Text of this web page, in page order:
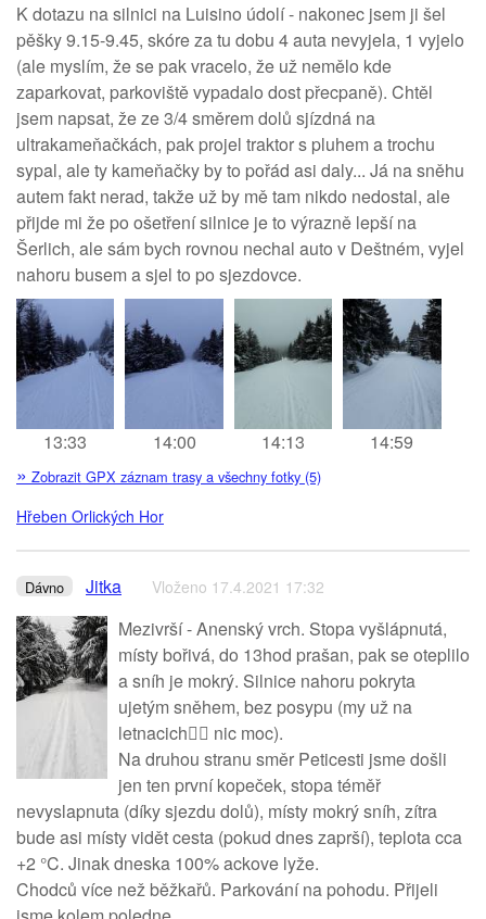
K dotazu na silnici na Luisino údolí - nakonec jsem ji šel
pěšky 9.15-9.45, skóre za tu dobu 4 auta nevyjela, 1 vyjelo
(ale myslím, že se pak vracelo, že už nemělo kde
zaparkovat, parkoviště vypadalo dost přecpaně). Chtěl
jsem napsat, že ze 3/4 směrem dolů sjízdná na
ultrakameňačkách, pak projel traktor s pluhem a trochu
sypal, ale ty kameňačky by to pořád asi daly... Já na sněhu
autem fakt nerad, takže už by mě tam nikdo nedostal, ale
přijde mi že po ošetření silnice je to výrazně lepší na
Šerlich, ale sám bych rovnou nechal auto v Deštném, vyjel
nahoru busem a sjel to po sjezdovce.
13:33 14:00 14:13 14:59
» Zobrazit GPX záznam trasy a všechny fotky (5)
Hřeben Orlických Hor
Dávno Jitka Vloženo 17.4.2021 17:32
Mezivrší - Anenský vrch. Stopa vyšlápnutá,
místy bořivá, do 13hod prašan, pak se oteplilo
a sníh je mokrý. Silnice nahoru pokryta
ujetým sněhem, bez posypu (my už na
letnacich🤦‍♀️ nic moc).
Na druhou stranu směr Peticesti jsme došli
jen ten první kopeček, stopa téměř
nevyslapnuta (díky sjezdu dolů), místy mokrý sníh, zítra
bude asi místy vidět cesta (pokud dnes zaprší), teplota cca
+2 °C. Jinak dneska 100% ackove lyže.
Chodců více než běžkařů. Parkování na pohodu. Přijeli